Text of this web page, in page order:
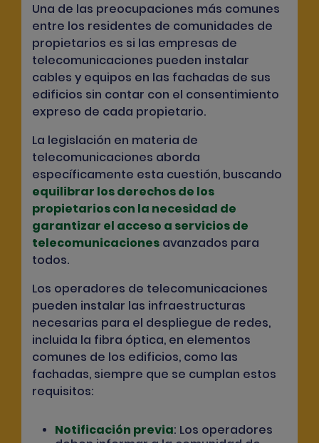
Una de las preocupaciones más comunes
entre los residentes de comunidades de
propietarios es si las empresas de
telecomunicaciones pueden instalar
cables y equipos en las fachadas de sus
edificios sin contar con el consentimiento
expreso de cada propietario.
La legislación en materia de
telecomunicaciones aborda
específicamente esta cuestión, buscando
equilibrar los derechos de los
propietarios con la necesidad de
garantizar el acceso a servicios de
telecomunicaciones avanzados para
todos.
Los operadores de telecomunicaciones
pueden instalar las infraestructuras
necesarias para el despliegue de redes,
incluida la fibra óptica, en elementos
comunes de los edificios, como las
fachadas, siempre que se cumplan estos
requisitos:
Notificación previa: Los operadores